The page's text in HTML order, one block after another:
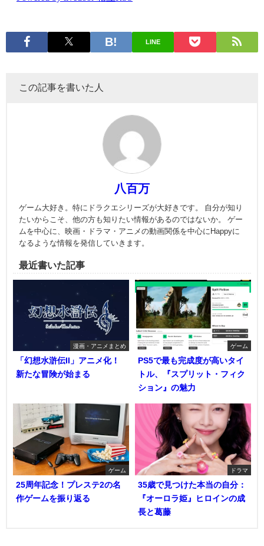
LINE
この記事を書いた人
八百万
ゲーム大好き。特にドラクエシリーズが大好きです。 自分が知り
たいからこそ、他の方も知りたい情報があるのではないか。 ゲー
ムを中心に、映画・ドラマ・アニメの動画関係を中心にHappyに
なるような情報を発信していきます。
最近書いた記事
漫画・アニメまとめ
「幻想水滸伝II」アニメ化！
新たな冒険が始まる
ゲーム
PS5で最も完成度が高いタイ
トル、『スプリット・フィク
ション』の魅力
ゲーム
25周年記念！プレステ2の名
作ゲームを振り返る
ドラマ
35歳で見つけた本当の自分：
『オーロラ姫』ヒロインの成
長と葛藤